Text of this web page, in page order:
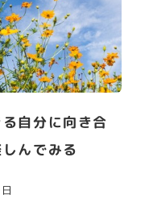
自分に向き合
んでみる